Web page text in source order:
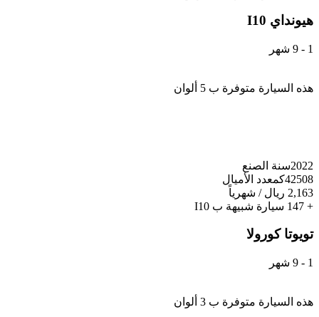
هيونداي I10
1 - 9 شهر
هذه السيارة متوفرة ب 5 ألوان
2022سنة الصنع
42508كم
عدد الأميال
2,163 ريال / شهرياً
+ 147 سيارة شبيهة ب I10
تويوتا كورولا
1 - 9 شهر
هذه السيارة متوفرة ب 3 ألوان